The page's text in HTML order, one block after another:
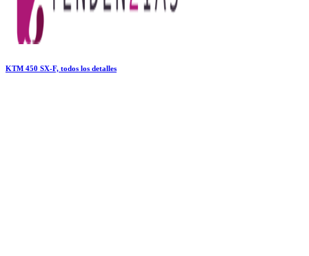
KTM 450 SX-F, todos los detalles